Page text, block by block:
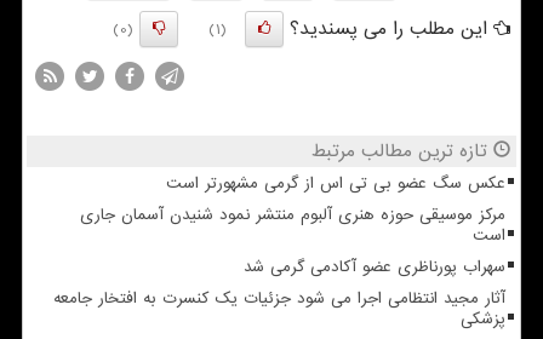
این مطلب را می پسندید؟
(1)
(0)
تازه ترین مطالب مرتبط
عکس سگ عضو بی تی اس از گرمی مشهورتر است
مرکز موسیقی حوزه هنری آلبوم منتشر نمود شنیدن آسمان جاری
است
سهراب پورناظری عضو آکادمی گرمی شد
آثار مجید انتظامی اجرا می شود جزئیات یک کنسرت به افتخار جامعه
پزشکی